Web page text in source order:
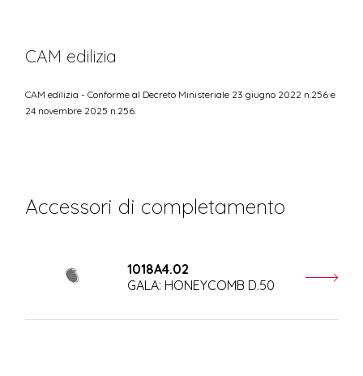
CAM edilizia
CAM edilizia - Conforme al Decreto Ministeriale 23 giugno 2022 n.256 e
24 novembre 2025 n.256.
Accessori di completamento
1018A4.02
GALA: HONEYCOMB D.50